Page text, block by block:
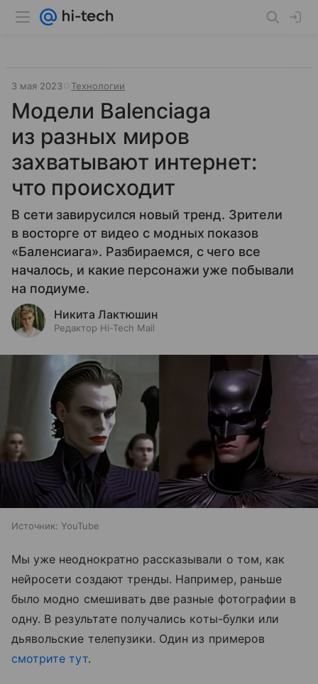
3 мая 2023 Технологии
Модели Balenciaga
из разных миров
захватывают интернет:
что происходит
В сети завирусился новый тренд. Зрители
в восторге от видео с модных показов
«Баленсиага». Разбираемся, с чего все
началось, и какие персонажи уже побывали
на подиуме.
Никита Лактюшин
Редактор Hi-Tech Mail
Источник: YouTube
Мы уже неоднократно рассказывали о том, как
нейросети создают тренды. Например, раньше
было модно смешивать две разные фотографии в
одну. В результате получались коты-булки или
дьявольские телепузики. Один из примеров
смотрите тут.